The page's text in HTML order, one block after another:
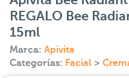
REGALO Bee
15ml
Marca: Apivita
Categorías: Facial >